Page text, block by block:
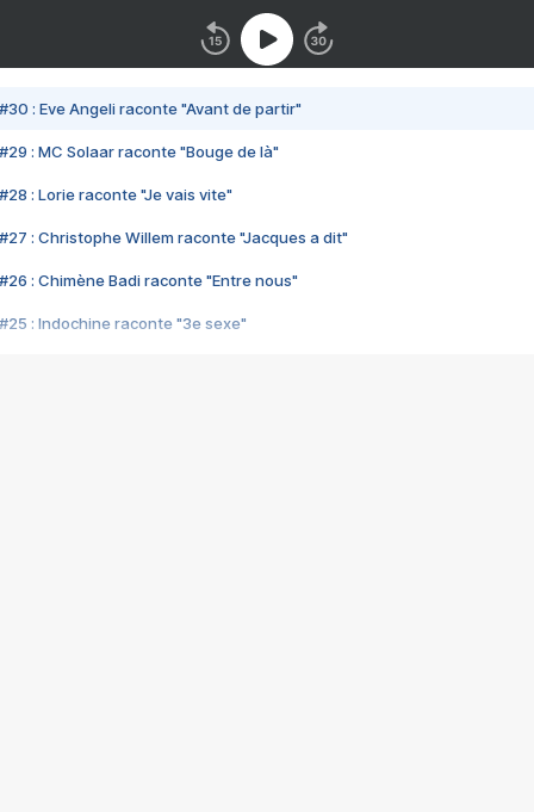
#30 : Eve Angeli raconte "Avant de partir"
#29 : MC Solaar raconte "Bouge de là"
#28 : Lorie raconte "Je vais vite"
#27 : Christophe Willem raconte "Jacques a dit"
#26 : Chimène Badi raconte "Entre nous"
#25 : Indochine raconte "3e sexe"